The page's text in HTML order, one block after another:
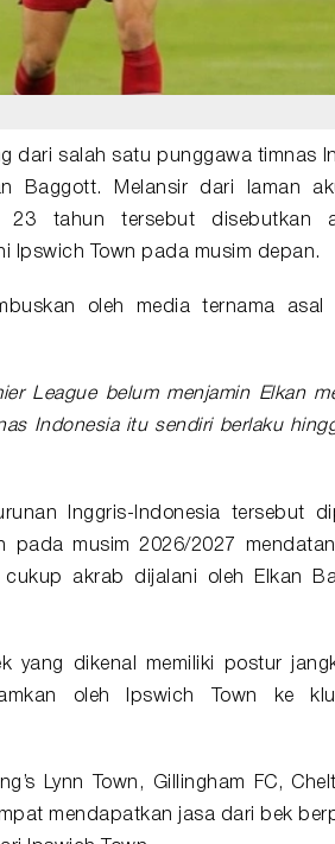
dari salah satu punggawa timnas
Baggott. Melansir dari laman
tahun tersebut disebutkan
Ipswich Town pada musim depan.
oleh media ternama asal
League belum menjamin Elkan
Indonesia itu sendiri berlaku
Inggris-Indonesia tersebut
pada musim 2026/2027
cukup akrab dijalani oleh Elkan
yang dikenal memiliki postur
oleh Ipswich Town ke
Lynn Town, Gillingham FC,
mendapatkan jasa dari bek